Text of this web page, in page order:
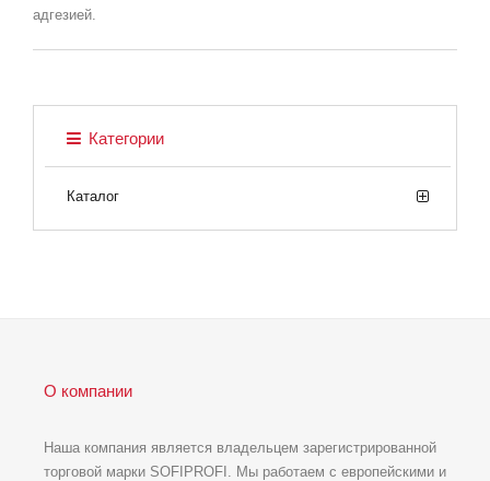
адгезией.
Категории
Каталог
О компании
Наша компания является владельцем зарегистрированной
торговой марки SOFIPROFI. Мы работаем с европейскими и